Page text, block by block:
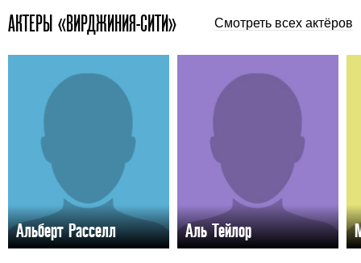
АКТЕРЫ «ВИРДЖИНИЯ-СИТИ» Смотреть всех актёров
Альберт Расселл Аль Тейлор